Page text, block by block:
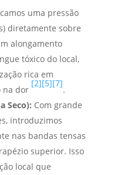
uma pressão
diretamente sobre
alongamento
tóxico do local,
rica em
na dor
[2][5][7]
.
Seco): Com grande
introduzimos
nas bandas tensas
superior. Isso
local que